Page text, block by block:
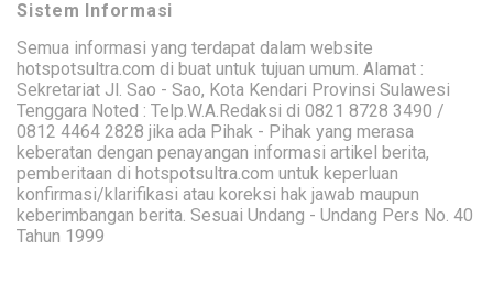
Sistem Informasi
Semua informasi yang terdapat dalam website
hotspotsultra.com di buat untuk tujuan umum. Alamat :
Sekretariat Jl. Sao - Sao, Kota Kendari Provinsi Sulawesi
Tenggara Noted : Telp.W.A.Redaksi di 0821 8728 3490 /
0812 4464 2828 jika ada Pihak - Pihak yang merasa
keberatan dengan penayangan informasi artikel berita,
pemberitaan di hotspotsultra.com untuk keperluan
konfirmasi/klarifikasi atau koreksi hak jawab maupun
keberimbangan berita. Sesuai Undang - Undang Pers No. 40
Tahun 1999